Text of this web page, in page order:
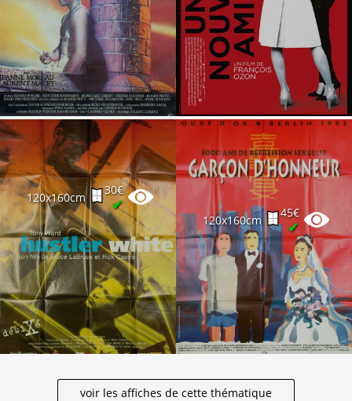
120x160cm
30€
✔
120x160cm
45€
✔
voir les affiches de cette thématique